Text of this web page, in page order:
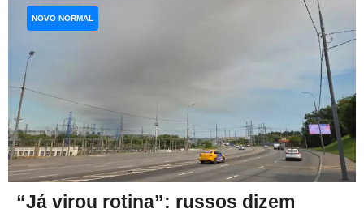
“Já virou rotina”: russos dizem
NOVO NORMAL